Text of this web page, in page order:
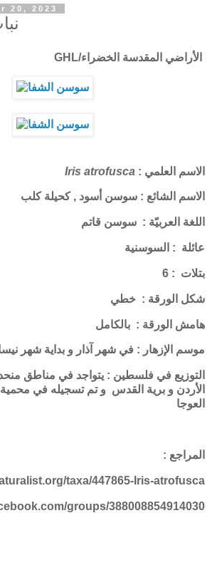
20, 2023
الأراضي المقدسة الخضراء/GHL
الاسم العلمي : Iris atrofusca
الاسم الشائع : سوسن أسود , كحيلة كلب
اللغة العربيّة : سوسن قاتم
عائلة : السوسنية
بتلات : 6
شكل الورقة : خطي
هامش الورقة : بالكامل
موسم الإزهار : في شهر آذار و بداية شهر
التوزيع في فلسطين : يتواجد في مناطق
الأردن و برية القدس و تم تسجيله في
العوجا
المراجع :
taxa/447865-Iris-atrofusca
groups/388008854914030